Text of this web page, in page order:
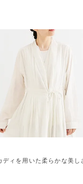
ィを用いた柔らかな美し